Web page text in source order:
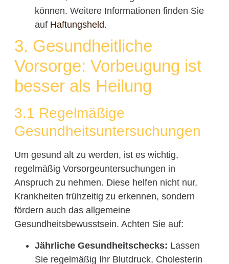
können. Weitere Informationen finden Sie
auf Haftungsheld.
3. Gesundheitliche
Vorsorge: Vorbeugung ist
besser als Heilung
3.1 Regelmäßige
Gesundheitsuntersuchungen
Um gesund alt zu werden, ist es wichtig,
regelmäßig Vorsorgeuntersuchungen in
Anspruch zu nehmen. Diese helfen nicht nur,
Krankheiten frühzeitig zu erkennen, sondern
fördern auch das allgemeine
Gesundheitsbewusstsein. Achten Sie auf:
Jährliche Gesundheitschecks: Lassen
Sie regelmäßig Ihr Blutdruck, Cholesterin